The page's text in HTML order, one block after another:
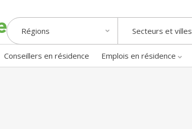
Régions Secteurs et villes
Conseillers en résidence Emplois en résidence